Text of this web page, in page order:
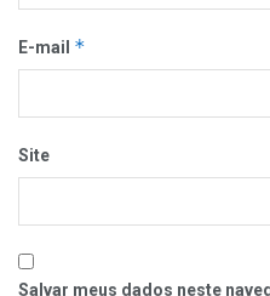
E-mail *
Site
Salvar meus dados neste